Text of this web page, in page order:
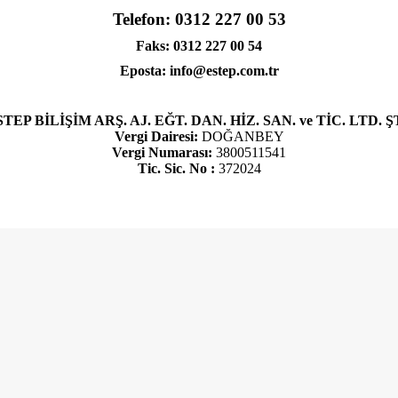
Telefon: 0312 227 00 53
Faks: 0312 227 00 54
Eposta: info@estep.com.tr
BİLİŞİM ARŞ. AJ. EĞT. DAN. HİZ. SAN. ve TİC. LTD.
Vergi Dairesi: DOĞANBEY
Vergi Numarası: 3800511541
Tic. Sic. No : 372024